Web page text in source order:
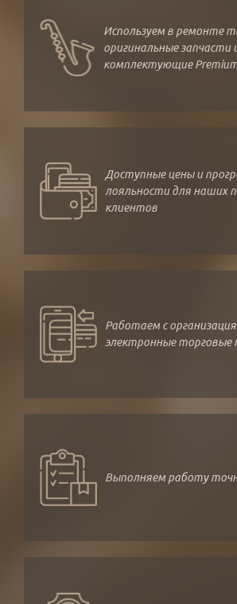
Используем в ремонте
оригинальные запчасти
комплектующие
Доступные цены и
лояльности для наших
клиентов
Работаем с
электронные торговые
Выполняем работу